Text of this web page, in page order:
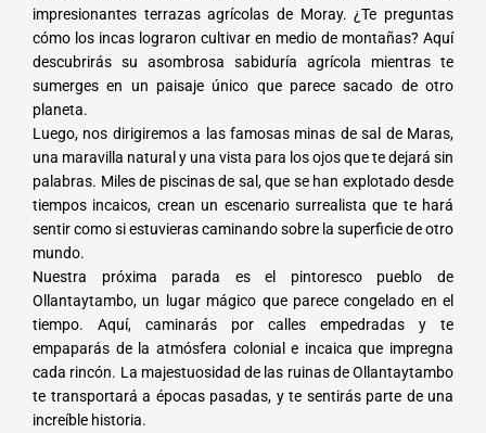
impresionantes terrazas agrícolas de Moray. ¿Te preguntas
cómo los incas lograron cultivar en medio de montañas? Aquí
descubrirás su asombrosa sabiduría agrícola mientras te
sumerges en un paisaje único que parece sacado de otro
planeta.
Luego, nos dirigiremos a las famosas minas de sal de Maras,
una maravilla natural y una vista para los ojos que te dejará sin
palabras. Miles de piscinas de sal, que se han explotado desde
tiempos incaicos, crean un escenario surrealista que te hará
sentir como si estuvieras caminando sobre la superficie de otro
mundo.
Nuestra próxima parada es el pintoresco pueblo de
Ollantaytambo, un lugar mágico que parece congelado en el
tiempo. Aquí, caminarás por calles empedradas y te
empaparás de la atmósfera colonial e incaica que impregna
cada rincón. La majestuosidad de las ruinas de Ollantaytambo
te transportará a épocas pasadas, y te sentirás parte de una
increíble historia.